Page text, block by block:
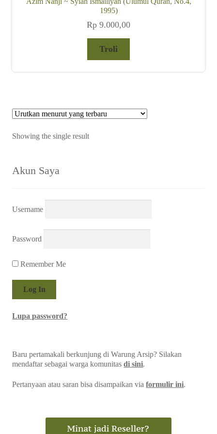
child
1995)
Rp 9.000,00
Troli
Showing the single result
Akun Saya
Username
Password
Remember Me
Lupa password?
Baru pertamakali berkunjung di Warung Arsip? Silakan
mendaftar sebagai warga komunitasdi sini.
Pertanyaan atau saran bisa disampaikan viaformulir ini.